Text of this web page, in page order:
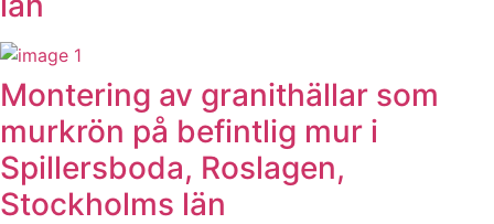
Montering av granithällar som
murkrön på befintlig mur i
Spillersboda, Roslagen,
Stockholms län